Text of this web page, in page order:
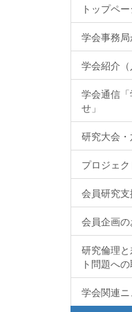
トップペ
学会事務
学会紹介（
学会通信
せ」
研究大会
プロジェ
会員研究支
会員企画
研究倫理
ト問題へ
学会関連ニ